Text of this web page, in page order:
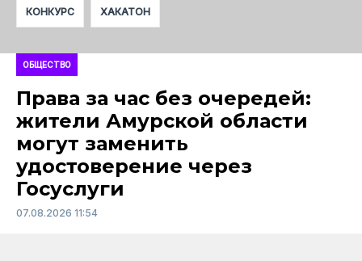
КОНКУРС ХАКАТОН
ОБЩЕСТВО
Права за час без очередей:
жители Амурской области
могут заменить
удостоверение через
Госуслуги
07.08.2026 11:54